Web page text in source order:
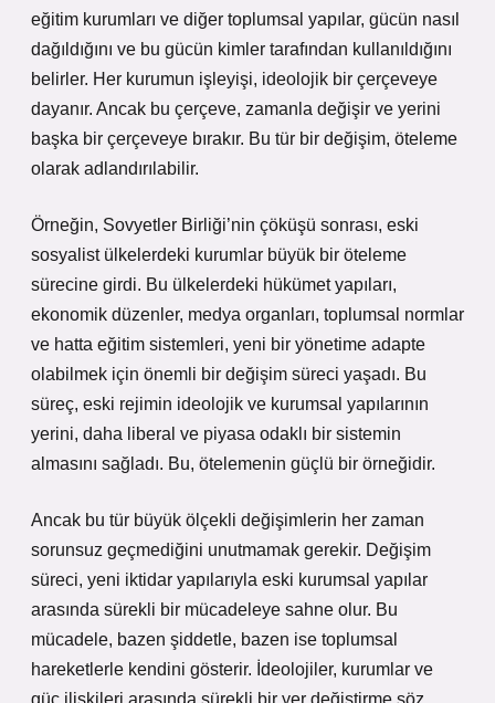
eğitim kurumları ve diğer toplumsal yapılar, gücün nasıl
dağıldığını ve bu gücün kimler tarafından kullanıldığını
belirler. Her kurumun işleyişi, ideolojik bir çerçeveye
dayanır. Ancak bu çerçeve, zamanla değişir ve yerini
başka bir çerçeveye bırakır. Bu tür bir değişim, öteleme
olarak adlandırılabilir.
Örneğin, Sovyetler Birliği’nin çöküşü sonrası, eski
sosyalist ülkelerdeki kurumlar büyük bir öteleme
sürecine girdi. Bu ülkelerdeki hükümet yapıları,
ekonomik düzenler, medya organları, toplumsal normlar
ve hatta eğitim sistemleri, yeni bir yönetime adapte
olabilmek için önemli bir değişim süreci yaşadı. Bu
süreç, eski rejimin ideolojik ve kurumsal yapılarının
yerini, daha liberal ve piyasa odaklı bir sistemin
almasını sağladı. Bu, ötelemenin güçlü bir örneğidir.
Ancak bu tür büyük ölçekli değişimlerin her zaman
sorunsuz geçmediğini unutmamak gerekir. Değişim
süreci, yeni iktidar yapılarıyla eski kurumsal yapılar
arasında sürekli bir mücadeleye sahne olur. Bu
mücadele, bazen şiddetle, bazen ise toplumsal
hareketlerle kendini gösterir. İdeolojiler, kurumlar ve
güç ilişkileri arasında sürekli bir yer değiştirme söz